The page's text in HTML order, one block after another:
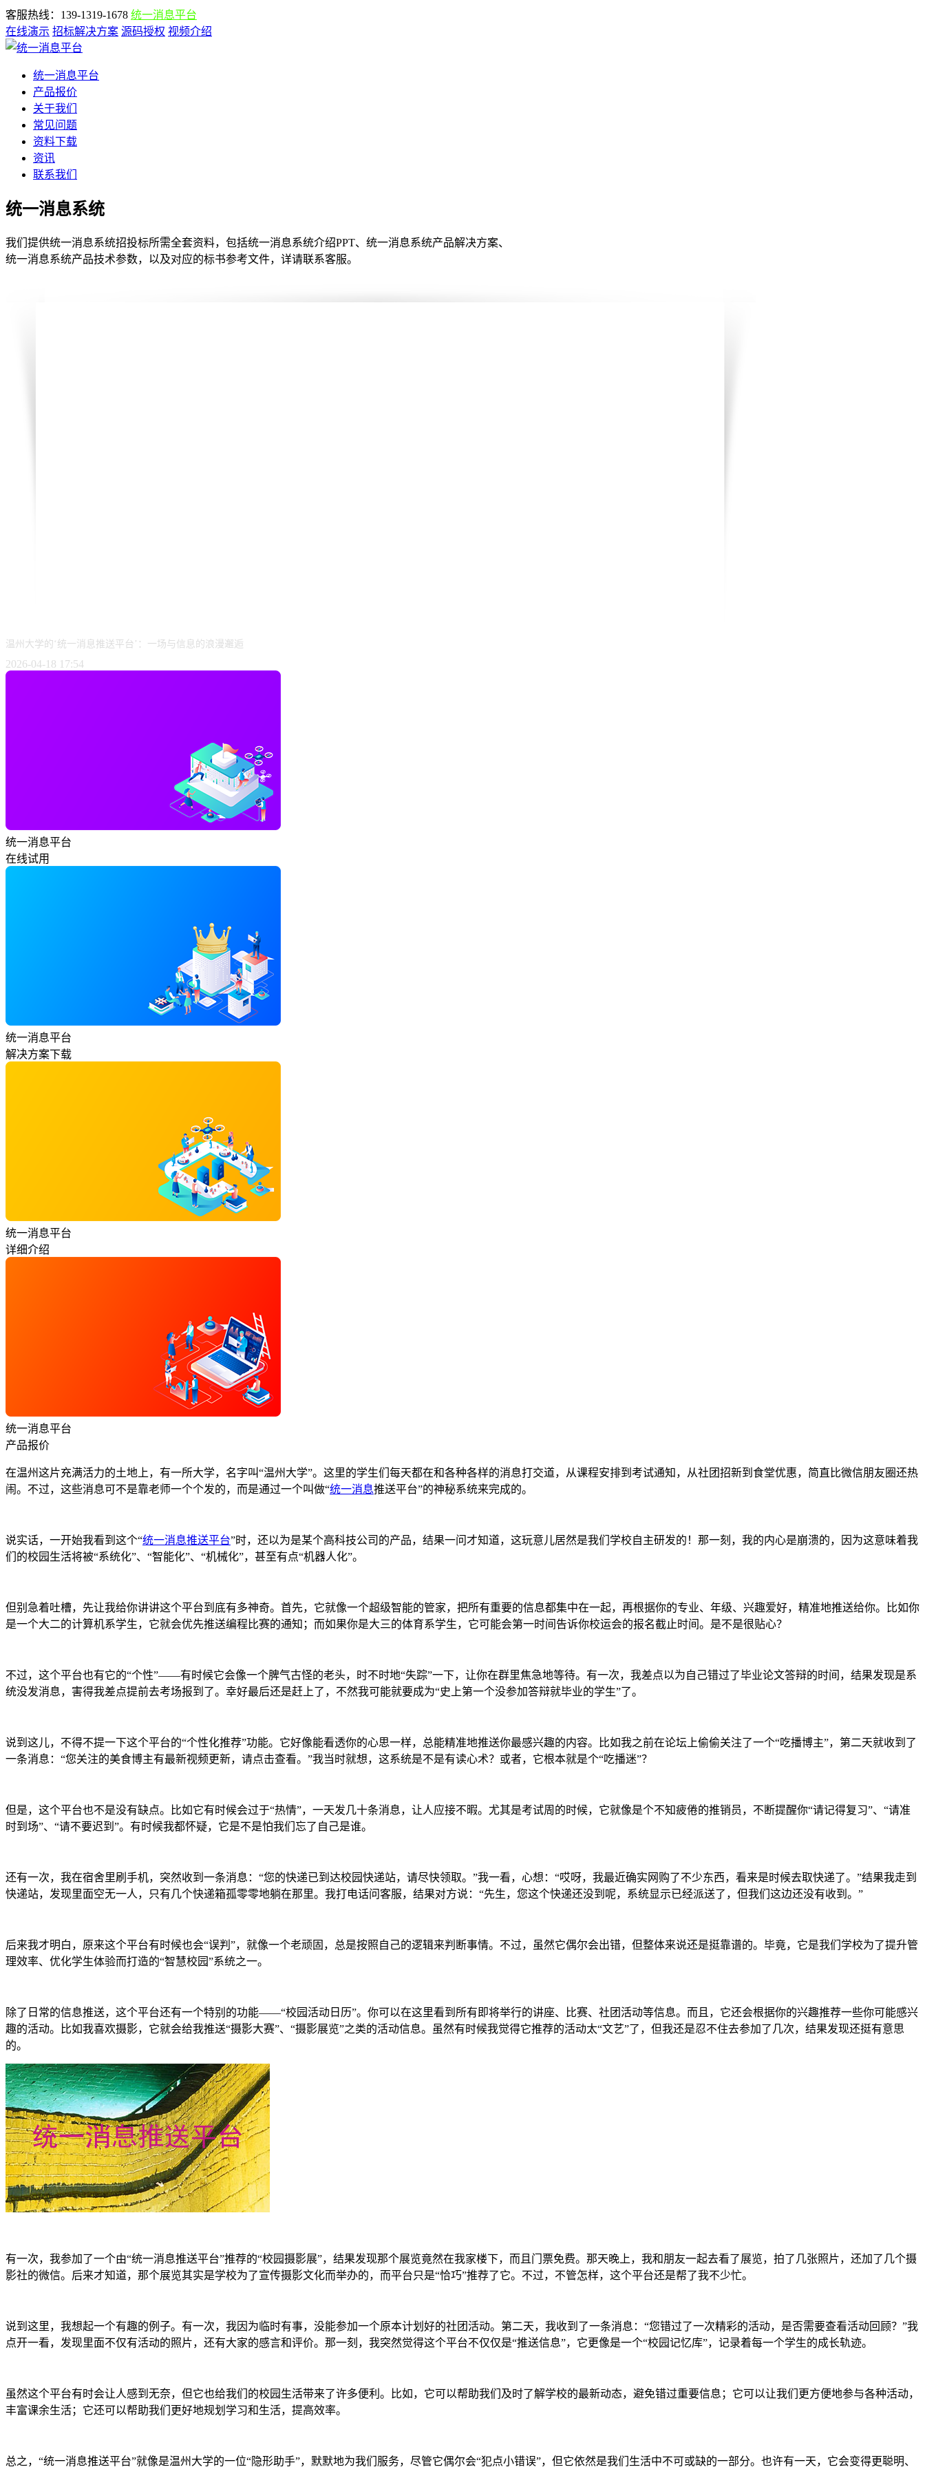
客服热线：139-1319-1678 统一消息平台
在线演示 招标解决方案 源码授权 视频介绍
统一消息平台
产品报价
关于我们
常见问题
资料下载
资讯
联系我们
统一消息系统
我们提供统一消息系统招投标所需全套资料，包括统一消息系统介绍PPT、统一消息系统产品解决方案、
统一消息系统产品技术参数，以及对应的标书参考文件，详请联系客服。
温州大学的‘统一消息推送平台’：一场与信息的浪漫邂逅
2026-04-18 17:54
统一消息平台
在线试用
统一消息平台
解决方案下载
统一消息平台
详细介绍
统一消息平台
产品报价
在温州这片充满活力的土地上，有一所大学，名字叫“温州大学”。这里的学生们每天都在和各种各样的消息打交道，从课程安排到考试通知，从社团招新到食堂优惠，简直比微信朋友圈还热
闹。不过，这些消息可不是靠老师一个个发的，而是通过一个叫做“统一消息推送平台”的神秘系统来完成的。
说实话，一开始我看到这个“统一消息推送平台”时，还以为是某个高科技公司的产品，结果一问才知道，这玩意儿居然是我们学校自主研发的！那一刻，我的内心是崩溃的，因为这意味着我
们的校园生活将被“系统化”、“智能化”、“机械化”，甚至有点“机器人化”。
但别急着吐槽，先让我给你讲讲这个平台到底有多神奇。首先，它就像一个超级智能的管家，把所有重要的信息都集中在一起，再根据你的专业、年级、兴趣爱好，精准地推送给你。比如你
是一个大二的计算机系学生，它就会优先推送编程比赛的通知；而如果你是大三的体育系学生，它可能会第一时间告诉你校运会的报名截止时间。是不是很贴心？
不过，这个平台也有它的“个性”——有时候它会像一个脾气古怪的老头，时不时地“失踪”一下，让你在群里焦急地等待。有一次，我差点以为自己错过了毕业论文答辩的时间，结果发现是系
统没发消息，害得我差点提前去考场报到了。幸好最后还是赶上了，不然我可能就要成为“史上第一个没参加答辩就毕业的学生”了。
说到这儿，不得不提一下这个平台的“个性化推荐”功能。它好像能看透你的心思一样，总能精准地推送你最感兴趣的内容。比如我之前在论坛上偷偷关注了一个“吃播博主”，第二天就收到了
一条消息：“您关注的美食博主有最新视频更新，请点击查看。”我当时就想，这系统是不是有读心术？或者，它根本就是个“吃播迷”？
但是，这个平台也不是没有缺点。比如它有时候会过于“热情”，一天发几十条消息，让人应接不暇。尤其是考试周的时候，它就像是个不知疲倦的推销员，不断提醒你“请记得复习”、“请准
时到场”、“请不要迟到”。有时候我都怀疑，它是不是怕我们忘了自己是谁。
还有一次，我在宿舍里刷手机，突然收到一条消息：“您的快递已到达校园快递站，请尽快领取。”我一看，心想：“哎呀，我最近确实网购了不少东西，看来是时候去取快递了。”结果我走到
快递站，发现里面空无一人，只有几个快递箱孤零零地躺在那里。我打电话问客服，结果对方说：“先生，您这个快递还没到呢，系统显示已经派送了，但我们这边还没有收到。”
后来我才明白，原来这个平台有时候也会“误判”，就像一个老顽固，总是按照自己的逻辑来判断事情。不过，虽然它偶尔会出错，但整体来说还是挺靠谱的。毕竟，它是我们学校为了提升管
理效率、优化学生体验而打造的“智慧校园”系统之一。
除了日常的信息推送，这个平台还有一个特别的功能——“校园活动日历”。你可以在这里看到所有即将举行的讲座、比赛、社团活动等信息。而且，它还会根据你的兴趣推荐一些你可能感兴
趣的活动。比如我喜欢摄影，它就会给我推送“摄影大赛”、“摄影展览”之类的活动信息。虽然有时候我觉得它推荐的活动太“文艺”了，但我还是忍不住去参加了几次，结果发现还挺有意思
的。
有一次，我参加了一个由“统一消息推送平台”推荐的“校园摄影展”，结果发现那个展览竟然在我家楼下，而且门票免费。那天晚上，我和朋友一起去看了展览，拍了几张照片，还加了几个摄
影社的微信。后来才知道，那个展览其实是学校为了宣传摄影文化而举办的，而平台只是“恰巧”推荐了它。不过，不管怎样，这个平台还是帮了我不少忙。
说到这里，我想起一个有趣的例子。有一次，我因为临时有事，没能参加一个原本计划好的社团活动。第二天，我收到了一条消息：“您错过了一次精彩的活动，是否需要查看活动回顾？”我
点开一看，发现里面不仅有活动的照片，还有大家的感言和评价。那一刻，我突然觉得这个平台不仅仅是“推送信息”，它更像是一个“校园记忆库”，记录着每一个学生的成长轨迹。
虽然这个平台有时会让人感到无奈，但它也给我们的校园生活带来了许多便利。比如，它可以帮助我们及时了解学校的最新动态，避免错过重要信息；它可以让我们更方便地参与各种活动，
丰富课余生活；它还可以帮助我们更好地规划学习和生活，提高效率。
总之，“统一消息推送平台”就像是温州大学的一位“隐形助手”，默默地为我们服务，尽管它偶尔会“犯点小错误”，但它依然是我们生活中不可或缺的一部分。也许有一天，它会变得更聪明、